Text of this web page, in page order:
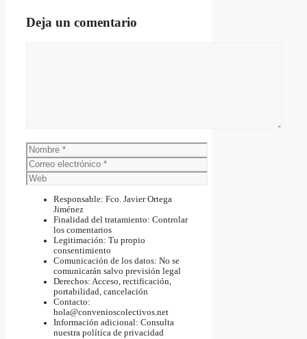
Deja un comentario
Nombre
Correo
electrónico
Web
Responsable: Fco. Javier Ortega
Jiménez
Finalidad del tratamiento: Controlar
los comentarios
Legitimación: Tu propio
consentimiento
Comunicación de los datos: No se
comunicarán salvo previsión legal
Derechos: Acceso, rectificación,
portabilidad, cancelación
Contacto:
hola@convenioscolectivos.net
Información adicional: Consulta
nuestra política de privacidad